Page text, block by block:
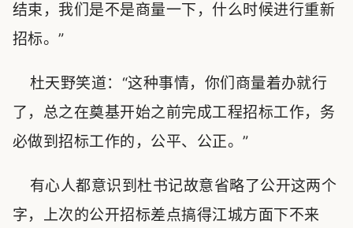
结束，我们是不是商量一下，什么时候进行重新
招标。”
杜天野笑道：“这种事情，你们商量着办就行
了，总之在奠基开始之前完成工程招标工作，务
必做到招标工作的，公平、公正。”
有心人都意识到杜书记故意省略了公开这两个
字，上次的公开招标差点搞得江城方面下不来